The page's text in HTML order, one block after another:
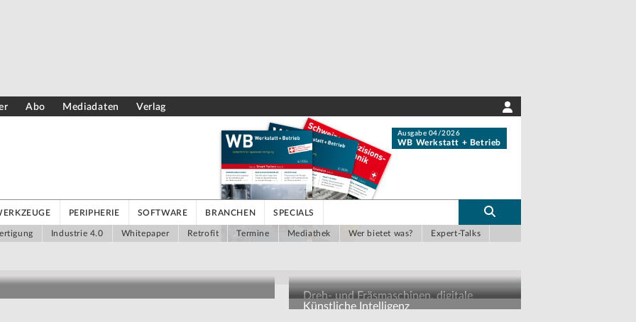
Abo Mediadaten Verlag
Ausgabe 04/2026
WB Werkstatt + Betrieb
PERIPHERIE SOFTWARE BRANCHEN SPECIALS
Industrie 4.0 Whitepaper Retrofit Termine Mediathek Wer bietet was? Expert-Talks
Dreh- und Fräsmaschinen, digitale
Ausbildungskonzepte
Künstliche Intelligenz